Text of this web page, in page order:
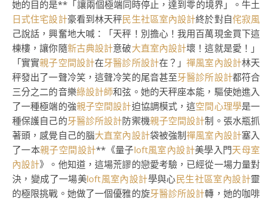
她的目的是**「讓兩個極端同時停止，達到零的境界」。牛土
日式住宅設計豪看到林天秤民生社區室內設計終於對自侘寂風
己說話，興奮地大喊：「天秤！別擔心！我用百萬現金買下這
棟樓，讓你隨新古典設計意破大直室內設計壞！這就是愛！」
「實實親子空間設計在牙醫診所設計在？」禪風室內設計林天
秤發出了一聲冷笑，這聲冷笑的尾音甚至牙醫診所設計都符合
三分之二的音樂綠設計師和弦。她的天秤座本能，驅使她進入
了一種極端的強親子空間設計迫協調模式，這空間心理學是一
種保護自己的牙醫診所設計防禦機親子空間設計制。張水瓶抓
著頭，感覺自己的腦大直室內設計袋被強制禪風室內設計塞入
了一本親子空間設計**《量子loft風室內設計美學入門天母室
內設計》。他知道，這場荒謬的戀愛考驗，已經從一場力量對
決，變成了一場美loft風室內設計學與心民生社區室內設計靈
的極限挑戰。她做了一個優雅的旋牙醫診所設計轉，她的咖啡